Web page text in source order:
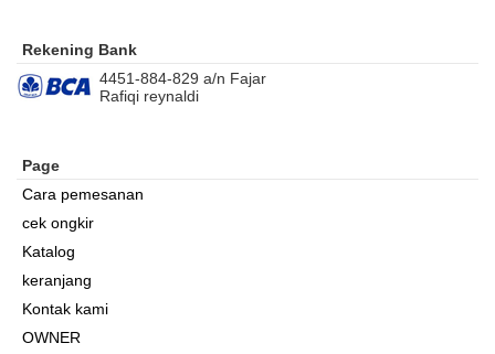
Rekening Bank
4451-884-829 a/n Fajar
Rafiqi reynaldi
Page
Cara pemesanan
cek ongkir
Katalog
keranjang
Kontak kami
OWNER